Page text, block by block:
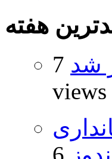
هفته
شد 7
views